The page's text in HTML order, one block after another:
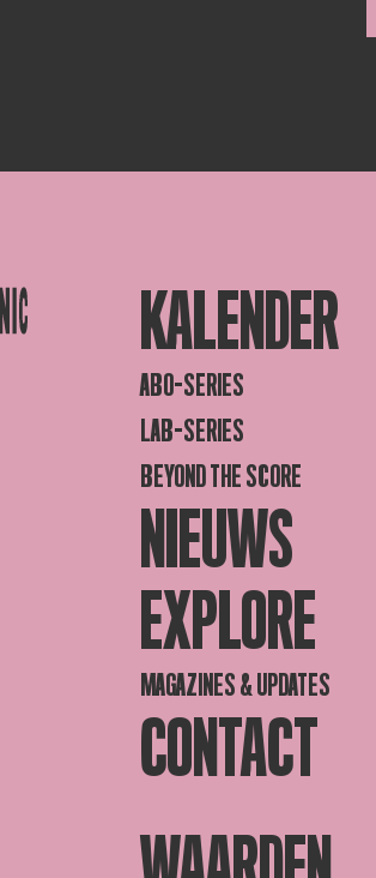
KALENDER
ABO-SERIES
LAB-SERIES
BEYOND THE SCORE
NIEUWS
EXPLORE
MAGAZINES & UPDATES
CONTACT